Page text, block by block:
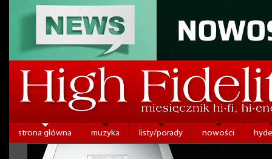
strona główna muzyka listy/porady nowości